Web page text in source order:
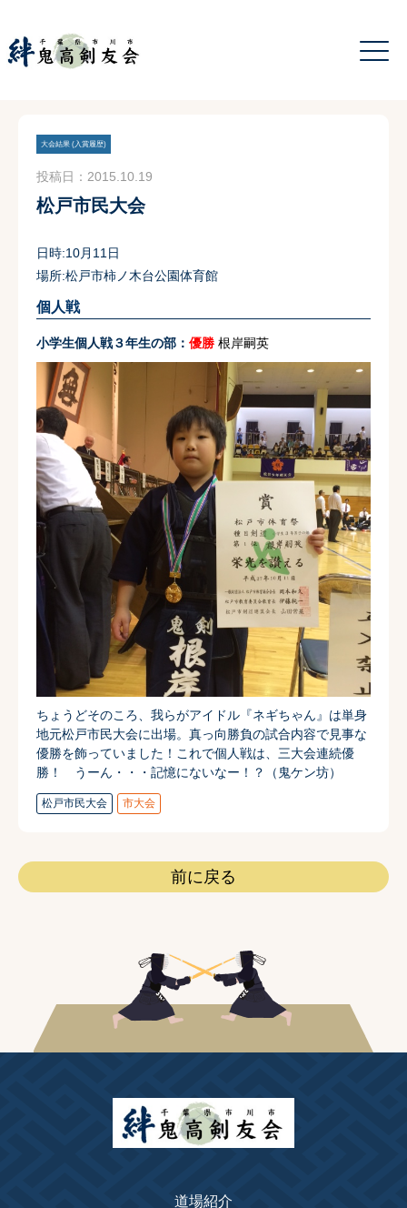
大会結果 (入賞履歴)
投稿日：2015.10.19
松戸市民大会
日時:10月11日
場所:松戸市柿ノ木台公園体育館
個人戦
小学生個人戦３年生の部： 優勝 根岸嗣英
ちょうどそのころ、我らがアイドル『ネギちゃん』 は単身
地元松戸市民大会に出場。真っ向勝負の試合内容で見事な
優勝を飾っていました！これで個人戦は、三大会連続優
勝！ うーん・・・記憶にないなー！？（鬼ケン坊）
松戸市民大会 市大会
前に戻る
道場紹介